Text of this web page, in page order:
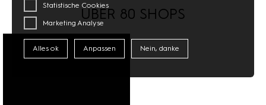
Statistische Cookies
Marketing Analyse
Alles ok Anpassen Nein, danke
ÜBER 80 SHOPS